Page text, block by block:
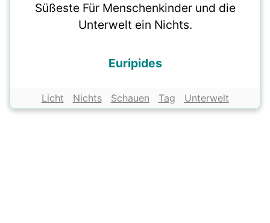
Süßeste Für Menschenkinder und die
Unterwelt ein Nichts.
Euripides
Licht Nichts Schauen Tag Unterwelt